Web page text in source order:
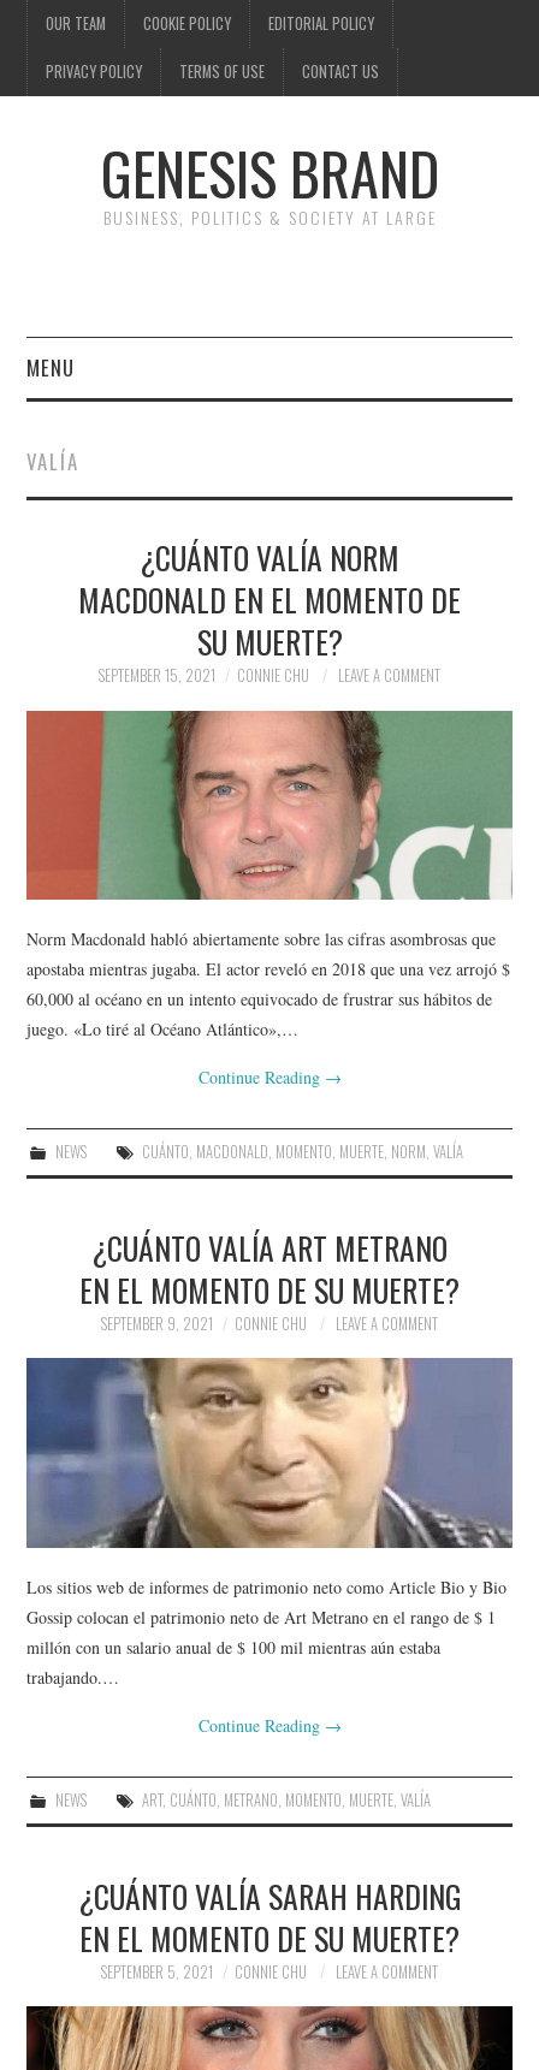
OUR TEAM COOKIE POLICY EDITORIAL POLICY
PRIVACY POLICY TERMS OF USE CONTACT US
GENESIS BRAND
BUSINESS, POLITICS & SOCIETY AT LARGE
MENU
FINANCE
POLITICS
SOCIETY
TECHNOLOGY
VALÍA
¿CUÁNTO VALÍA NORM
MACDONALD EN EL MOMENTO DE
SU MUERTE?
SEPTEMBER 15, 2021 CONNIE CHU LEAVE A COMMENT
Norm Macdonald habló abiertamente sobre las cifras asombrosas que
apostaba mientras jugaba. El actor reveló en 2018 que una vez arrojó $
60,000 al océano en un intento equivocado de frustrar sus hábitos de
juego. «Lo tiré al Océano Atlántico»,…
Continue Reading →
NEWS CUÁNTO, MACDONALD, MOMENTO, MUERTE, NORM, VALÍA
¿CUÁNTO VALÍA ART METRANO
EN EL MOMENTO DE SU MUERTE?
SEPTEMBER 9, 2021 CONNIE CHU LEAVE A COMMENT
Los sitios web de informes de patrimonio neto como Article Bio y Bio
Gossip colocan el patrimonio neto de Art Metrano en el rango de $ 1
millón con un salario anual de $ 100 mil mientras aún estaba
trabajando.…
Continue Reading →
NEWS ART, CUÁNTO, METRANO, MOMENTO, MUERTE, VALÍA
¿CUÁNTO VALÍA SARAH HARDING
EN EL MOMENTO DE SU MUERTE?
SEPTEMBER 5, 2021 CONNIE CHU LEAVE A COMMENT